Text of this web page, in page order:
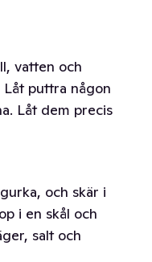
vatten och
puttra någon
Låt dem precis
och skär i
i en skål och
salt och